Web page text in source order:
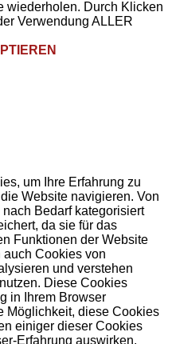
wiederholen. Durch Klicken
Verwendung ALLER
um Ihre Erfahrung zu
Website navigieren. Von
Bedarf kategorisiert
da sie für das
Funktionen der Website
Cookies von
und verstehen
Diese Cookies
in Ihrem Browser
Möglichkeit, diese Cookies
einiger dieser Cookies
Erfahrung auswirken.